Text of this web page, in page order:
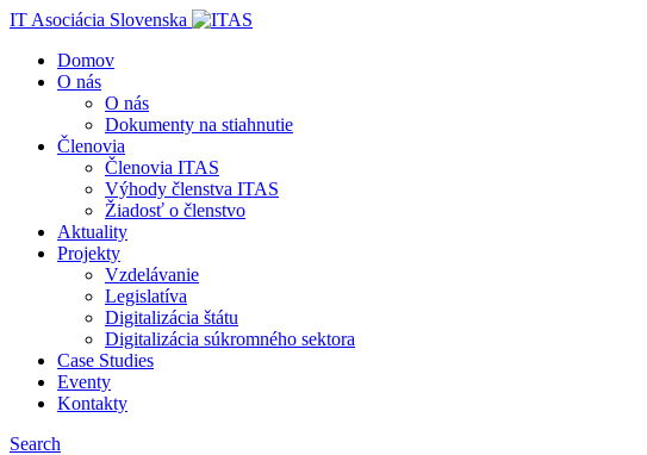
IT Asociácia Slovenska
Domov
O nás
O nás
Dokumenty na stiahnutie
Členovia
Členovia ITAS
Výhody členstva ITAS
Žiadosť o členstvo
Aktuality
Projekty
Vzdelávanie
Legislatíva
Digitalizácia štátu
Digitalizácia súkromného sektora
Case Studies
Eventy
Kontakty
Search